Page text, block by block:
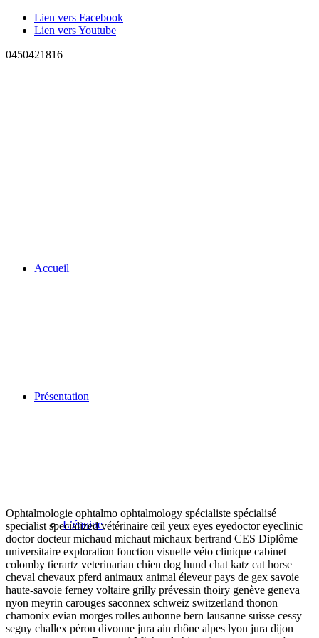
Lien vers Facebook
Lien vers Youtube
0450421816
Accueil
Présentation
L’équipe
Ophtalmologie ophtalmo ophtalmology spécialiste spécialisé
specialist specialized vétérinaire œil yeux eyes eyedoctor eyeclinic
doctor docteur michaud michaut michaux bertrand CES Diplôme
universitaire exploration fonction visuelle véto clinique cabinet
colomby tierartz veterinarian chien dog hund chat katz cat horse
cheval chevaux pferd animaux animal éleveur pays de gex savoie
haute-savoie ferney voltaire grilly prévessin thoiry genève geneva
nyon meyrin carouges saconnex schweiz switzerland thonon
chamonix evian morges rolles aubonne bern lausanne suisse cessy
segny challex péron divonne jura ain rhône alpes lyon jura dijon